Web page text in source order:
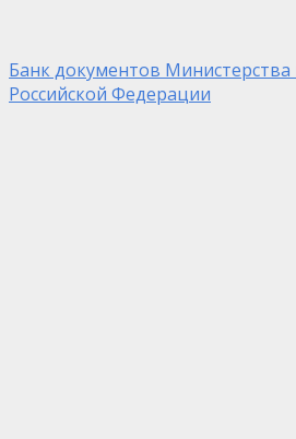
Банк документов
Российской Федерации